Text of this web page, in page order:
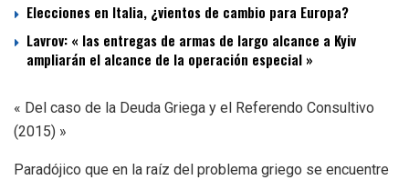
Elecciones en Italia, ¿vientos de cambio para Europa?
Lavrov: « las entregas de armas de largo alcance a Kyiv
ampliarán el alcance de la operación especial »
« Del caso de la Deuda Griega y el Referendo Consultivo
(2015) »
Paradójico que en la raíz del problema griego se encuentre